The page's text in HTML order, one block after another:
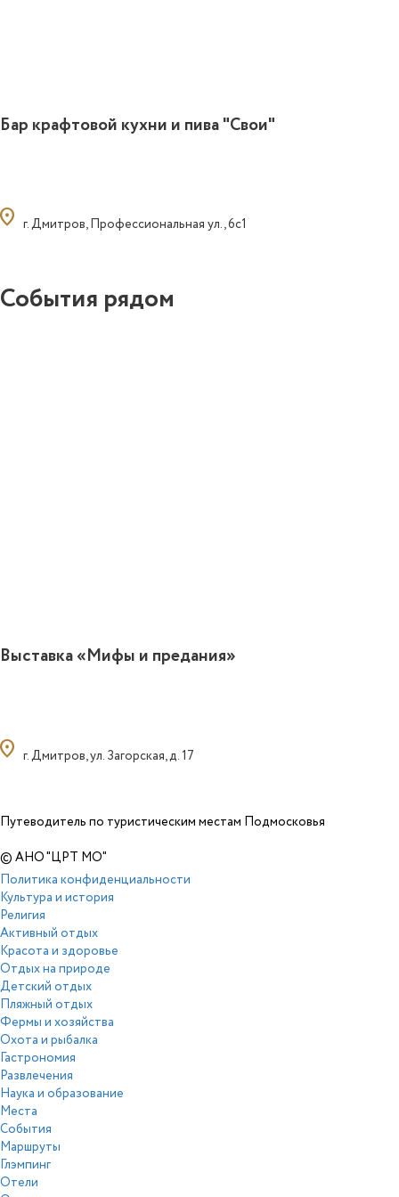
Бар крафтовой кухни и пива "Свои"
г. Дмитров, Профессиональная ул., 6с1
События рядом
Выставка «Мифы и предания»
г. Дмитров, ул. Загорская, д. 17
Путеводитель по туристическим местам Подмосковья
© АНО "ЦРТ МО"
Политика конфиденциальности
Культура и история
Религия
Активный отдых
Красота и здоровье
Отдых на природе
Детский отдых
Пляжный отдых
Фермы и хозяйства
Охота и рыбалка
Гастрономия
Развлечения
Наука и образование
Места
События
Маршруты
Глэмпинг
Отели